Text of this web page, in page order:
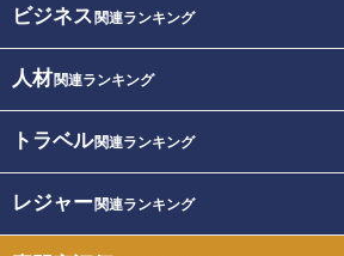
ビジネス 関連ランキング
人材関連ランキング
トラベル関連ランキング
レジャー関連ランキング